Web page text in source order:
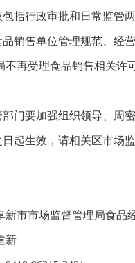
行政审批和日常监管两
售单位管理规范、经营
不再受理食品销售相关许
要加强组织领导、周密
生效，请相关区市场监
市市场监督管理局食品
新